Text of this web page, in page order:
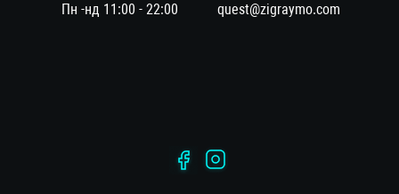
Пн -нд 11:00 - 22:00 quest@zigraymo.com